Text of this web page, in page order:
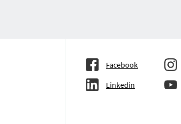
Facebook
Linkedin